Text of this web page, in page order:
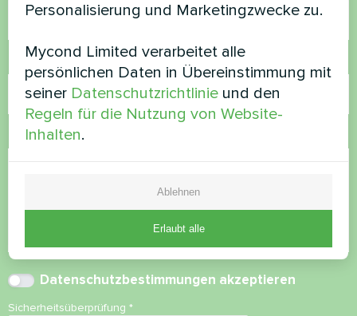
E-Mail
Kommentar
Datenschutzbestimmungen akzeptieren
Sicherheitsüberprüfung *
Personalisierung und Marketingzwecke zu.
Mycond Limited verarbeitet alle
persönlichen Daten in Übereinstimmung mit
seiner Datenschutzrichtlinie und den
Regeln für die Nutzung von Website-
Inhalten.
Ablehnen
Erlaubt alle